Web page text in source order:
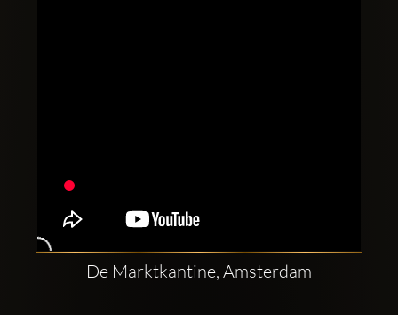
De Marktkantine, Amsterdam